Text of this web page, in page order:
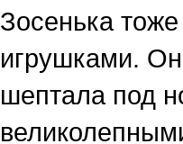
Зосенька
игрушками.
шептала под